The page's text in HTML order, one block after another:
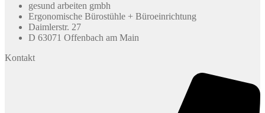
gesund arbeiten gmbh
Ergonomische Bürostühle + Büroeinrichtung
Daimlerstr. 27
D 63071 Offenbach am Main
Kontakt